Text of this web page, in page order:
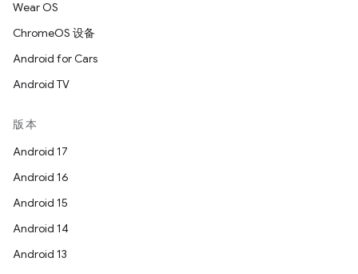
Wear OS
ChromeOS 设备
Android for Cars
Android TV
版本
Android 17
Android 16
Android 15
Android 14
Android 13